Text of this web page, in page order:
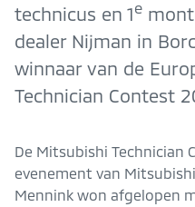
technicus en 1e
dealer Nijman in
winnaar van de
Technician Contest
De Mitsubishi Technician
evenement van
Mennink won afgelopen